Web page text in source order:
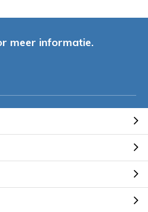
meer informatie.